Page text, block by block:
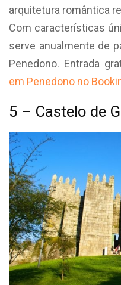
arquitetura romântica
Com características
serve anualmente de
Penedono. Entrada
em Penedono no
5 – Castelo de